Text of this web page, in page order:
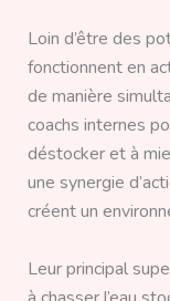
Loin d’être des
fonctionnent en
de manière
coachs internes
déstocker et à
une synergie
créent un
Leur principal